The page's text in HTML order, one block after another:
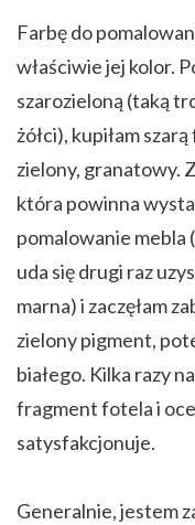
Farbę do
właściwie jej kolor.
szarozieloną (taką
żółci), kupiłam
zielony, granatowy.
która powinna
pomalowanie mebla
uda się drugi raz
marna) i zaczęłam
zielony pigment,
białego. Kilka razy
fragment fotela i
satysfakcjonuje.
Generalnie, jestem